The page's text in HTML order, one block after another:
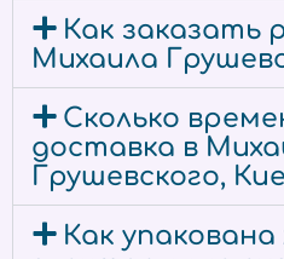
Как заказать
Михаила
Сколько
доставка в
Грушевского,
Как